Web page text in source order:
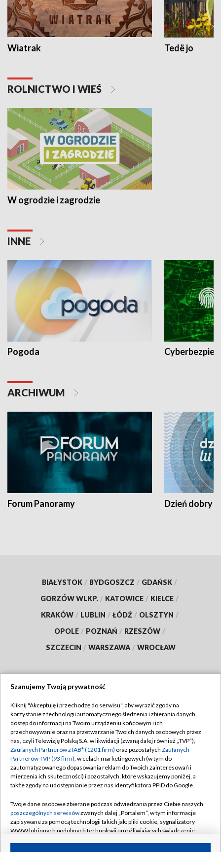
Wiatrak Tedë jo
ROLNICTWO I WIEŚ
W ogrodzie i zagrodzie
INNE
Pogoda
ARCHIWUM
Forum Panoramy Dzień dobry
BIAŁYSTOK / BYDGOSZCZ / GDAŃSK /
GORZÓW WLKP. / KATOWICE / KIELCE /
KRAKÓW / LUBLIN / ŁÓDŹ / OLSZTYN /
OPOLE / POZNAŃ / RZESZÓW /
SZCZECIN / WARSZAWA / WROCŁAW
TVP
Abonament TVP
Emisja w TVP
Centrum informacji TVP
Naziemna Telewizja Cyfrowa
Rada Programowa
System NOS
Informacje o nadawcy
Regulamin TVP
Polityka prywatności
Moje zgody
Pomoc
Kontakt
Kanały
Szanujemy Twoją prywatność
Kliknij "Akceptuję i przechodzę do serwisu", aby wyrazić zgody na
korzystanie z technologii automatycznego śledzenia i zbierania danych,
dostęp do informacji na Twoim urządzeniu końcowym i ich
przechowywanie oraz na przetwarzanie Twoich danych osobowych przez
nas, czyli Telewizję Polską S.A. w likwidacji (zwaną dalej również „TVP”),
Zaufanych Partnerów z IAB* (1201 firm) oraz pozostałych Zaufanych
Partnerów TVP (93 firm), w celach marketingowych (w tym do
zautomatyzowanego dopasowania reklam do Twoich zainteresowań i
mierzenia ich skuteczności) i pozostałych, które wskazujemy poniżej, a
także zgody na udostępnianie przez nas identyfikatora PPID do Google.
Twoje dane osobowe zbierane podczas odwiedzania przez Ciebie naszych
poszczególnych serwisówzwanych dalej „Portalem”, w tym informacje
zapisywane za pomocą technologii takich jak: pliki cookie, sygnalizatory
WWW lub innych podobnych technologii umożliwiających świadczenie